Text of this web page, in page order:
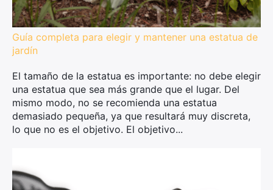
Guía completa para elegir y mantener una estatua de
jardín
El tamaño de la estatua es importante: no debe elegir
una estatua que sea más grande que el lugar. Del
mismo modo, no se recomienda una estatua
demasiado pequeña, ya que resultará muy discreta,
lo que no es el objetivo. El objetivo...